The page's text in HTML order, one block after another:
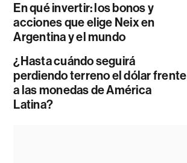
En qué invertir: los bonos y
acciones que elige Neix en
Argentina y el mundo
¿Hasta cuándo seguirá
perdiendo terreno el dólar frente
a las monedas de América
Latina?